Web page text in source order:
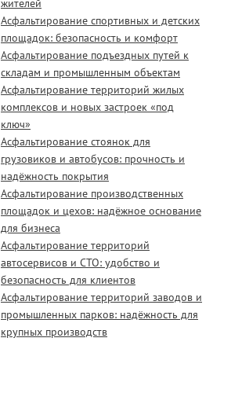
жителей
Асфальтирование спортивных и детских
площадок: безопасность и комфорт
Асфальтирование подъездных путей к
складам и промышленным объектам
Асфальтирование территорий жилых
комплексов и новых застроек «под
ключ»
Асфальтирование стоянок для
грузовиков и автобусов: прочность и
надёжность покрытия
Асфальтирование производственных
площадок и цехов: надёжное основание
для бизнеса
Асфальтирование территорий
автосервисов и СТО: удобство и
безопасность для клиентов
Асфальтирование территорий заводов и
промышленных парков: надёжность для
крупных производств